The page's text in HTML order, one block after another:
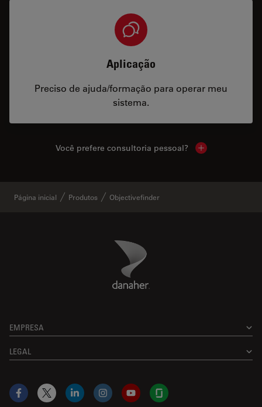
Aplicação
Preciso de ajuda/formação para operar meu
sistema.
Você prefere consultoria pessoal? Show local
Página inicial Produtos Objectivefinder
Danaher Logo
EMPRESA
LEGAL
Facebook
X LinkedInInstagramYouTubeGlassdoor